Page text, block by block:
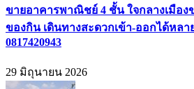
ขายอาคารพาณิชย์ 4 ชั้น ใจกลางเมือง
ของกิน เดินทางสะดวกเข้า-ออกได้หลา
0817420943
29 มิถุนายน 2026